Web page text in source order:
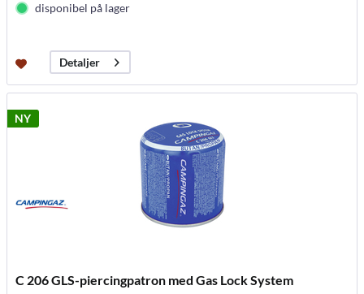
disponibel på lager
Detaljer
NY
C 206 GLS-piercingpatron med Gas Lock System